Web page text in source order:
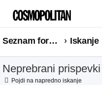
Seznam forumov Iskanje
Neprebrani prispevki
Pojdi na napredno iskanje